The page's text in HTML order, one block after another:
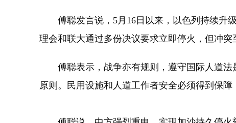
傅聪发言说，5月16日以来，以色列持续升级
理会和联大通过多份决议要求立即停火，但冲
傅聪表示，战争亦有规则，遵守国际人道法
原则。民用设施和人道工作者安全必须得到保